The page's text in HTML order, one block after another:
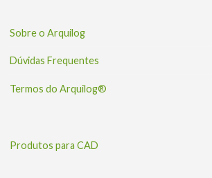
Sobre o Arquilog
Dúvidas Frequentes
Termos do Arquilog®
Produtos para CAD